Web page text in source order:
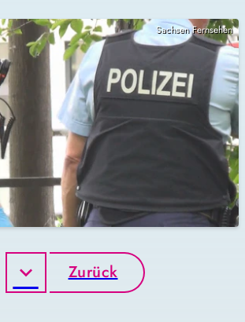
Sachsen Fernsehen
Zurück